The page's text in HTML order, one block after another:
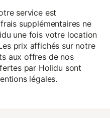
service est
supplémentaires ne
une fois votre location
prix affichés sur notre
aux offres de nos
par Holidu sont
légales.